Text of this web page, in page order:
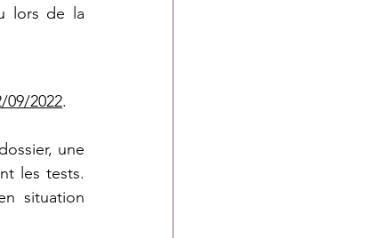
lors de la
09/2022.
une
les tests.
situation